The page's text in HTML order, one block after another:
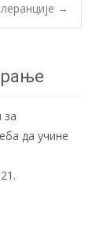
→
за
да учине